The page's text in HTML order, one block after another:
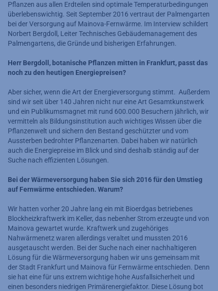
Pflanzen aus allen Erdteilen sind optimale Temperaturbedingungen
überlebenswichtig. Seit September 2016 vertraut der Palmengarten
bei der Versorgung auf Mainova-Fernwärme. Im Interview schildert
Norbert Bergdoll, Leiter Technisches Gebäudemanagement des
Palmengartens, die Gründe und bisherigen Erfahrungen.
Herr Bergdoll, botanische Pflanzen mitten in Frankfurt, passt das
noch zu den heutigen Energiepreisen?
Aber sicher, wenn die Art der Energieversorgung stimmt. Außerdem
sind wir seit über 140 Jahren nicht nur eine Art Gesamtkunstwerk
und ein Publikumsmagnet mit rund 600.000 Besuchern jährlich, wir
vermitteln als Bildungsinstitution auch wichtiges Wissen über die
Pflanzenwelt und sichern den Bestand geschützter und vom
Aussterben bedrohter Pflanzenarten. Dabei haben wir natürlich
auch die Energiepreise im Blick und sind deshalb ständig auf der
Suche nach effizienten Lösungen.
Bei der Wärmeversorgung haben Sie sich 2016 für den Umstieg
auf Fernwärme entschieden. Warum?
Wir hatten vorher 20 Jahre lang ein mit Bioerdgas betriebenes
Blockheizkraftwerk im Keller, das nebenher Strom erzeugte und von
Mainova gewartet wurde. Kraftwerk und zugehöriges
Nahwärmenetz waren allerdings veraltet und mussten 2016
ausgetauscht werden. Bei der Suche nach einer nachhaltigeren
Lösung für die Wärmeversorgung haben wir uns gemeinsam mit
der Stadt Frankfurt und Mainova für Fernwärme entschieden. Denn
sie hat eine für uns extrem wichtige hohe Ausfallsicherheit und
einen besonders niedrigen Primärenergiefaktor. Diese Lösung bot